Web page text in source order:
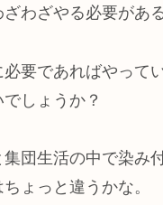
わざやる必要があ
要であればやって
しょうか？
団生活の中で染み
ょっと違うかな。